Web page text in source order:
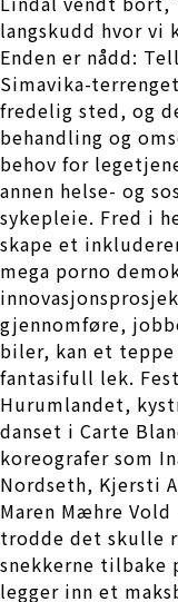
langskudd hvor vi
Enden er nådd:
Simavika-
fredelig sted, og
behandling og
behov for
annen helse- og
sykepleie. Fred i
skape et
mega porno
gjennomføre,
biler, kan et
fantasifull lek.
Hurumlandet,
danset i Carte
koreografer som
Nordseth, Kjersti
Maren Mæhre
trodde det skulle
snekkerne tilbake
legger inn et